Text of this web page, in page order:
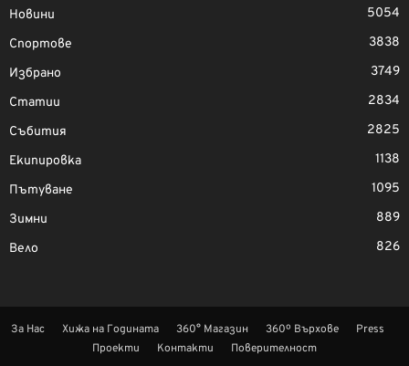
Новини
5054
Спортове
3838
Избрано
3749
Статии
2834
Събития
2825
Екипировка
1138
Пътуване
1095
Зимни
889
Вело
826
За Нас Хижа на Годината 360° Магазин 360º Върхове
Press
Проекти
Контакти Поверителност